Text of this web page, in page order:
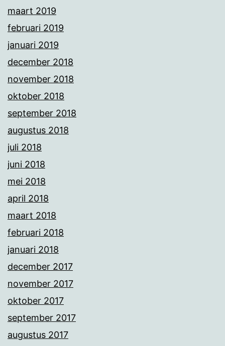
maart 2019
februari 2019
januari 2019
december 2018
november 2018
oktober 2018
september 2018
augustus 2018
juli 2018
juni 2018
mei 2018
april 2018
maart 2018
februari 2018
januari 2018
december 2017
november 2017
oktober 2017
september 2017
augustus 2017